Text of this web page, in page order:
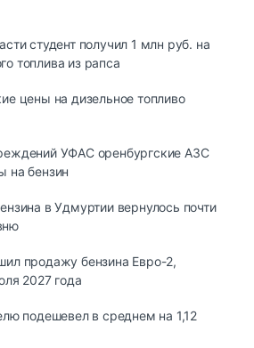
студент получил 1 млн руб. на
топлива из рапса
цены на дизельное топливо
УФАС оренбургские АЗС
на бензин
в Удмуртии вернулось почти
продажу бензина Евро-2,
2027 года
подешевел в среднем на 1,12